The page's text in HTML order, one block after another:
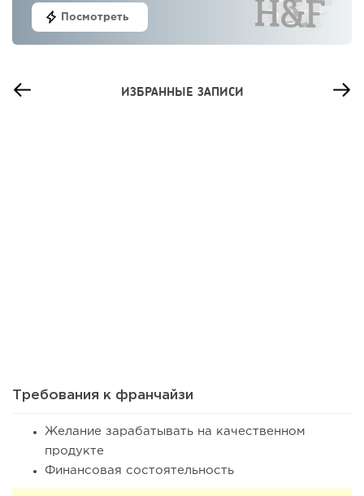
Посмотреть
ИЗБРАННЫЕ ЗАПИСИ
Требования к франчайзи
Желание зарабатывать на качественном
продукте
Финансовая состоятельность